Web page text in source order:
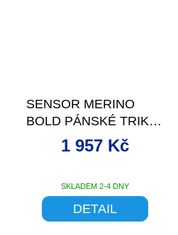
SENSOR MERINO
BOLD PÁNSKÉ TRIKO
DL.RUKÁV ZIP COOL
GRAY/ANTHRACITE
SKLADEM 2-4 DNY
1 957 Kč
DETAIL